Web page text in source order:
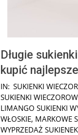
Długie
kupić
2025-
10-
21
IN: SUKIENKI
SUKIENKI
LIMANGO SUKIENKI
WŁOSKIE, MARKOWE
WYPRZEDAŻ SUKIENEK